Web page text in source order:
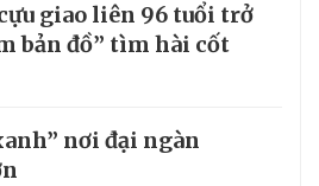
giao liên 96 tuổi trở
bản đồ” tìm hài cốt
nơi đại ngàn